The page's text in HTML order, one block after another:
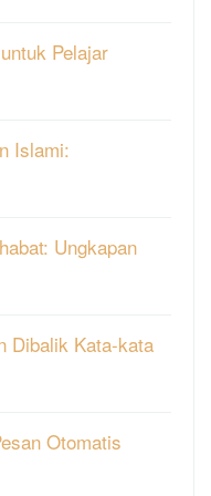
Pelajar
Islami:
Ungkapan
Dibalik Kata-kata
Otomatis